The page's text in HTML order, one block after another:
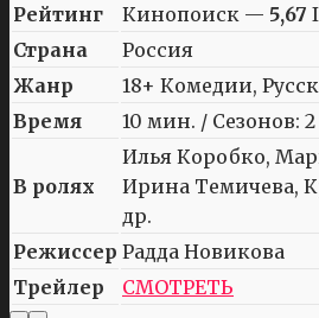
Рейтинг Кинопоиск — 5,67
Страна
Россия
Жанр
18+ Комедии,
Время
10 мин. / Сезонов:
В ролях
Илья Коробко,
Ирина Темичева,
др.
Режиссер Радда Новикова
Трейлер
СМОТРЕТЬ